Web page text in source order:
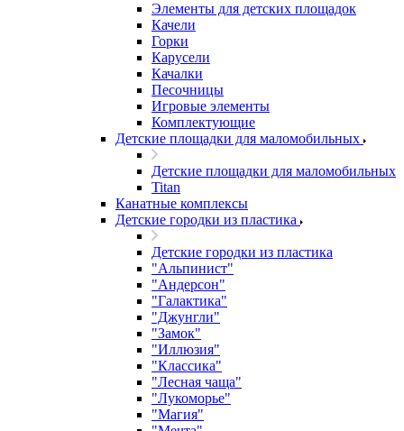
Элементы для детских площадок
Качели
Горки
Карусели
Качалки
Песочницы
Игровые элементы
Комплектующие
Детские площадки для маломобильных
Детские площадки для маломобильных
Titan
Канатные комплексы
Детские городки из пластика
Детские городки из пластика
"Альпинист"
"Андерсон"
"Галактика"
"Джунгли"
"Замок"
"Иллюзия"
"Классика"
"Лесная чаща"
"Лукоморье"
"Магия"